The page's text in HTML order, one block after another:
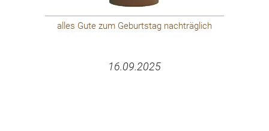
alles Gute zum Geburtstag nachträglich
16.09.2025